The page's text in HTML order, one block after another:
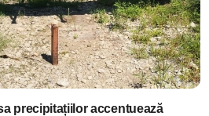
precipitațiilor accentuează